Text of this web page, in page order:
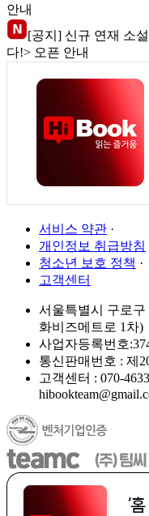
안내
[공지] 신규 연재 소
다!> 오픈 안내
서비스 약관 ·
개인정보 취급방침
청소년 보호 정책 ·
고객센터
서울특별시 구로구
화비즈메트로 1차)
사업자등록번호
통신판매번호 : 제
고객센터 : 070-